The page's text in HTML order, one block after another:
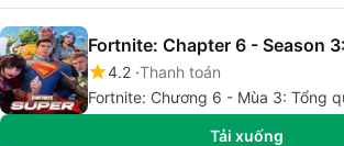
Fortnite: Chapter 6 - Season
4.2 Thanh toán
Fortnite: Chương 6 - Mùa 3: Tổng
Tải xuống